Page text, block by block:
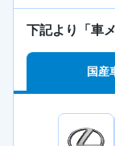
下記より「車
国産